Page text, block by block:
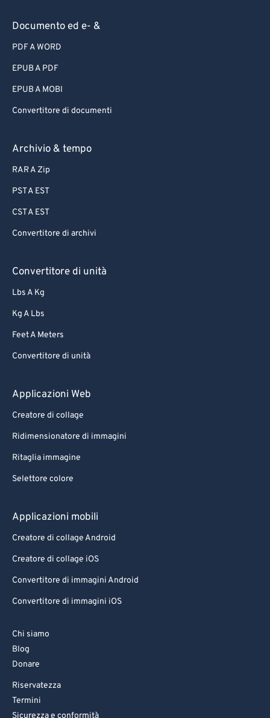
Documento ed e- &
PDF A WORD
EPUB A PDF
EPUB A MOBI
Convertitore di documenti
Archivio & tempo
RAR A Zip
PST A EST
CST A EST
Convertitore di archivi
Convertitore di unità
Lbs A Kg
Kg A Lbs
Feet A Meters
Convertitore di unità
Applicazioni Web
Creatore di collage
Ridimensionatore di immagini
Ritaglia immagine
Selettore colore
Applicazioni mobili
Creatore di collage Android
Creatore di collage iOS
Convertitore di immagini Android
Convertitore di immagini iOS
Chi siamo
Blog
Donare
Riservatezza
Termini
Sicurezza e conformità